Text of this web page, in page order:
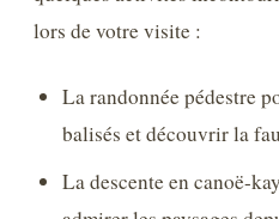
lors de votre visite :
La randonnée pédestre
balisés et découvrir la
La descente en canoë-